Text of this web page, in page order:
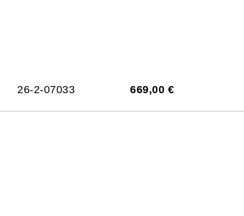
26-2-07033 669,00 €